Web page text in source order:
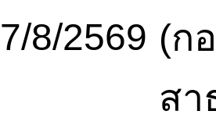
7/8/2569 (ก
ส